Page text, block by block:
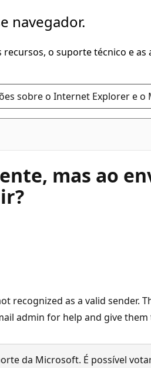
navegador.
o suporte técnico e as
sobre o Internet Explorer e o
mas ao
recognized as a valid
admin for help and give
da Microsoft. É possível